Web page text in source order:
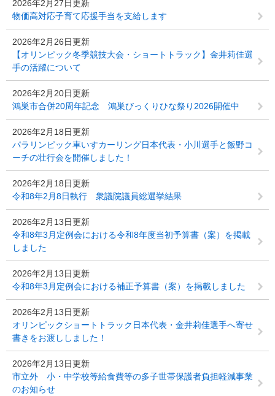
2026年2月27日更新
物価高対応子育て応援手当を支給します
2026年2月26日更新
【オリンピック冬季競技大会・ショートトラック】金井莉佳選
手の活躍について
2026年2月20日更新
鴻巣市合併20周年記念 鴻巣びっくりひな祭り2026開催中
2026年2月18日更新
パラリンピック車いすカーリング日本代表・小川選手と飯野コ
ーチの壮行会を開催しました！
2026年2月18日更新
令和8年2月8日執行 衆議院議員総選挙結果
2026年2月13日更新
令和8年3月定例会における令和8年度当初予算書（案）を掲載
しました
2026年2月13日更新
令和8年3月定例会における補正予算書（案）を掲載しました
2026年2月13日更新
オリンピックショートトラック日本代表・金井莉佳選手へ寄せ
書きをお渡ししました！
2026年2月13日更新
市立外 小・中学校等給食費等の多子世帯保護者負担軽減事業
のお知らせ